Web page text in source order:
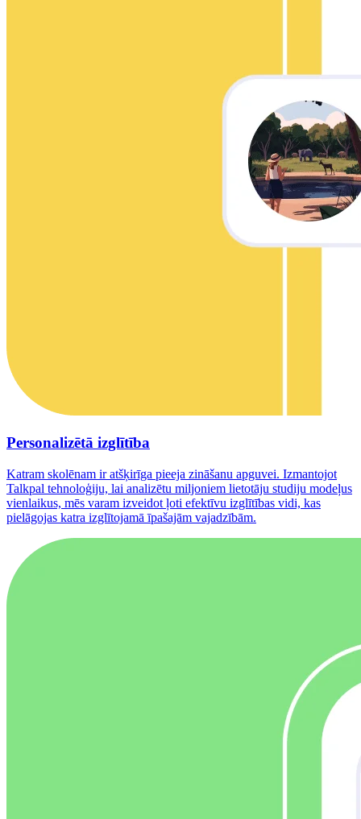
Personalizētā izglītība
Katram skolēnam ir atšķirīga pieeja zināšanu apguvei. Izmantojot
Talkpal tehnoloģiju, lai analizētu miljoniem lietotāju studiju modeļus
vienlaikus, mēs varam izveidot ļoti efektīvu izglītības vidi, kas
pielāgojas katra izglītojamā īpašajām vajadzībām.